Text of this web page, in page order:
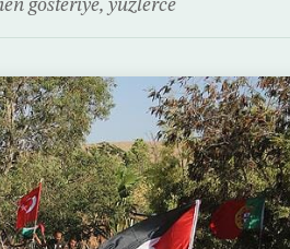
gösteriye, yüzlerce